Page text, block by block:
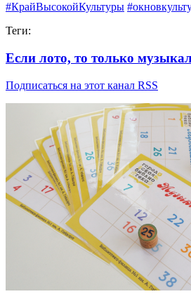
#КрайВысокойКультуры
Теги:
Если лото, то только
Подписаться на этот канал RSS